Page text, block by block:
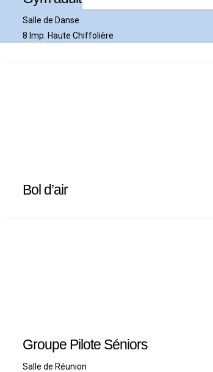
Salle de Danse
8 Imp. Haute Chiffolière
Bol d’air
Groupe Pilote Séniors
Salle de Réunion